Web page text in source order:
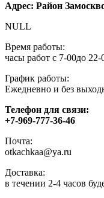
Адрес: Район
NULL
Время работы:
часы работ с 7-00до 22-
График работы:
Ежедневно и без
Телефон для связи:
+7-969-777-36-46
Почта:
otkachkaa@ya.ru
Доставка:
в течении 2-4 часов